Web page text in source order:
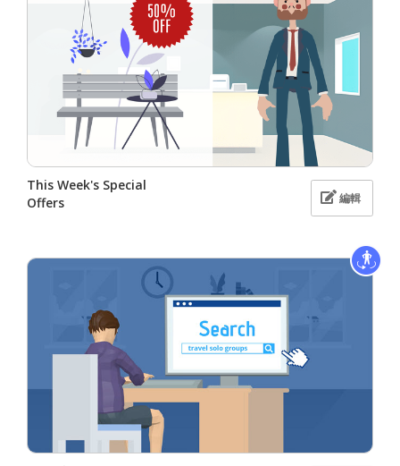
This Week's Special
Offers
編輯